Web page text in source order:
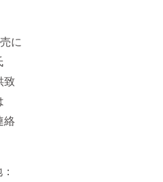
に
致
絡